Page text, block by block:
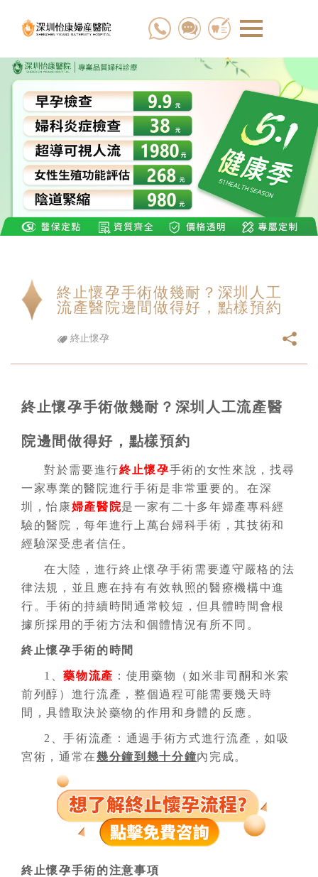
終止懷孕手術做幾耐？深圳人工
流產醫院邊間做得好，點樣預約
終止懷孕
終止懷孕手術做幾耐？深圳人工流產醫
院邊間做得好，點樣預約
對於需要進行終止懷孕手術的女性來說，找尋
一家專業的醫院進行手術是非常重要的。在深
圳，怡康婦產醫院是一家有二十多年婦產專科經
驗的醫院，每年進行上萬台婦科手術，其技術和
經驗深受患者信任。
在大陸，進行終止懷孕手術需要遵守嚴格的法
律法規，並且應在持有有效執照的醫療機構中進
行。手術的持續時間通常較短，但具體時間會根
據所採用的手術方法和個體情況有所不同。
終止懷孕手術的時間
1、藥物流產 ：使用藥物（如米非司酮和米索
前列醇）進行流產，整個過程可能需要幾天時
間，具體取決於藥物的作用和身體的反應。
2、手術流產：通過手術方式進行流產，如吸
宮術，通常在幾分鐘到幾十分鐘內完成。
終止懷孕手術的注意事項